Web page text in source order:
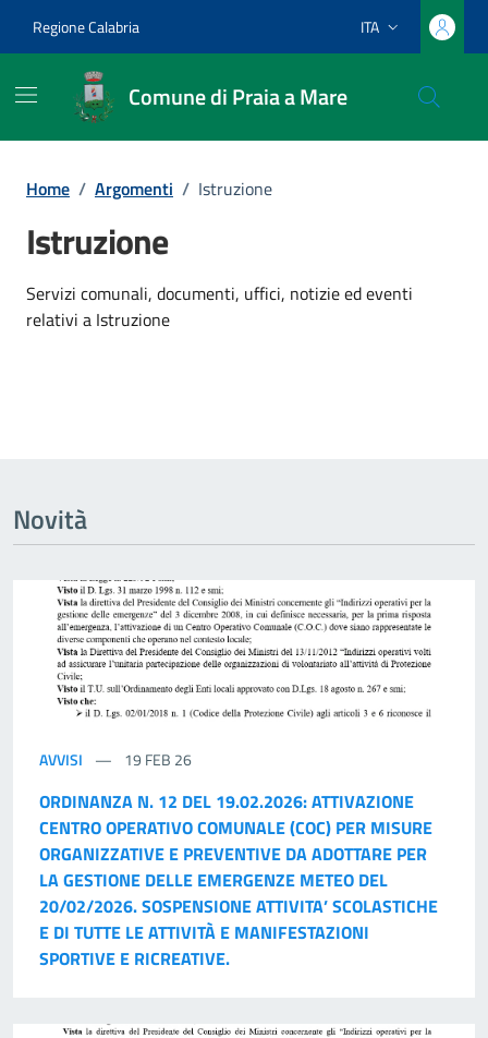
Regione Calabria Lingua attiva:
ITA
Comune di Praia a Mare
Home / Argomenti / Istruzione
Istruzione
Dettagli dell'argomento
Servizi comunali, documenti, uffici, notizie ed eventi
relativi a Istruzione
Novità
AVVISI 19 FEB 26
ORDINANZA N. 12 DEL 19.02.2026: ATTIVAZIONE
CENTRO OPERATIVO COMUNALE (COC) PER MISURE
ORGANIZZATIVE E PREVENTIVE DA ADOTTARE PER
LA GESTIONE DELLE EMERGENZE METEO DEL
20/02/2026. SOSPENSIONE ATTIVITA’ SCOLASTICHE
E DI TUTTE LE ATTIVITÀ E MANIFESTAZIONI
SPORTIVE E RICREATIVE.